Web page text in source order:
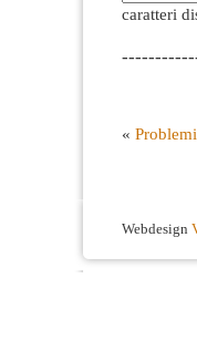
caratteri
«
Webdesign